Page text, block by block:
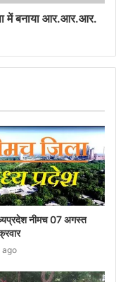
में बनाया आर.आर.आर.
नीमच 07 अगस्त
ago